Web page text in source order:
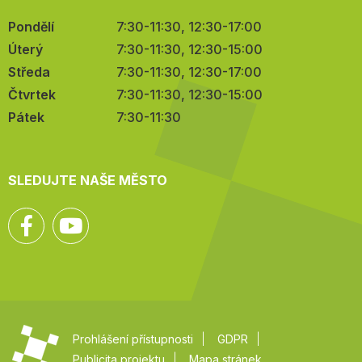
Pondělí
7:30-11:30, 12:30-17:00
Úterý
7:30-11:30, 12:30-15:00
Středa
7:30-11:30, 12:30-17:00
Čtvrtek
7:30-11:30, 12:30-15:00
Pátek
7:30-11:30
SLEDUJTE NAŠE MĚSTO
Facebook
Prohlášení přístupnosti
GDPR
Publicita projektu
Mapa stránek